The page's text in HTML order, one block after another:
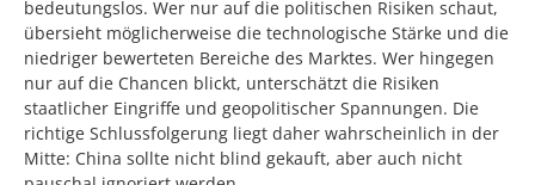
bedeutungslos. Wer nur auf die politischen Risiken schaut,
übersieht möglicherweise die technologische Stärke und die
niedriger bewerteten Bereiche des Marktes. Wer hingegen
nur auf die Chancen blickt, unterschätzt die Risiken
staatlicher Eingriffe und geopolitischer Spannungen. Die
richtige Schlussfolgerung liegt daher wahrscheinlich in der
Mitte: China sollte nicht blind gekauft, aber auch nicht